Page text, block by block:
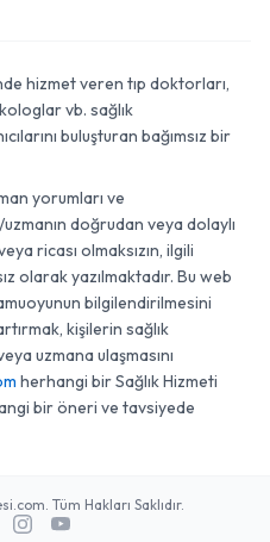
hizmet veren tıp doktorları,
vb. sağlık
buluşturan bağımsız bir
yorumları ve
doğrudan veya dolaylı
ricası olmaksızın, ilgili
olarak yazılmaktadır. Bu web
bilgilendirilmesini
kişilerin sağlık
uzmana ulaşmasını
herhangi bir Sağlık Hizmeti
bir öneri ve tavsiyede
Tüm Hakları Saklıdır.